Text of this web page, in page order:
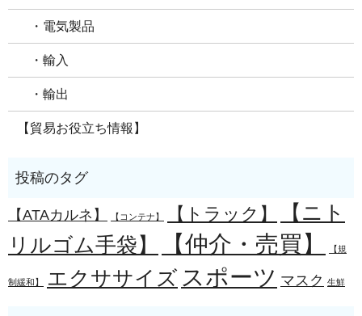
・電気製品
・輸入
・輸出
【貿易お役立ち情報】
【ATAカルネ】 【コンテナ】 【トラック】
【ニト
リルゴム手袋】
【仲介・売買】 【規
制緩和】 エクササイズ スポーツ マスク 生鮮